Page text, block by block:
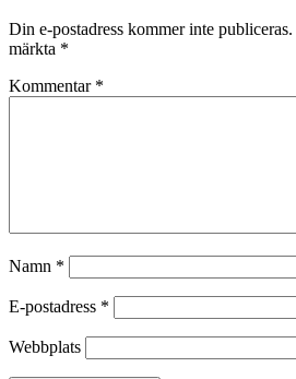
Din e-postadress kommer inte publiceras.
märkta *
Kommentar *
Namn *
E-postadress *
Webbplats